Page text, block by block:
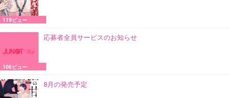
119ビュー
応募者全員サービスのお知らせ
106ビュー
8月の発売予定